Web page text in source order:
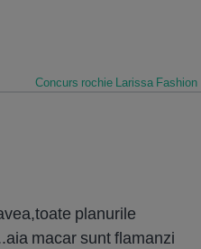
Concurs rochie Larissa Fashion
planurile
macar sunt flamanzi